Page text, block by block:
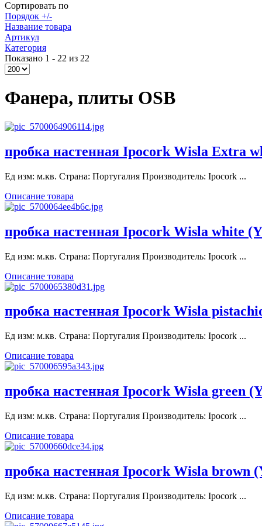
Сортировать по
Порядок +/-
Название товара
Артикул
Категория
Показано 1 - 22 из 22
Фанера, плиты OSB
пробка настенная Ipocork Wisla Extra
Ед изм: м.кв. Страна: Португалия Производитель: Ipocork ...
Описание товара
пробка настенная Ipocork Wisla white
Ед изм: м.кв. Страна: Португалия Производитель: Ipocork ...
Описание товара
пробка настенная Ipocork Wisla
Ед изм: м.кв. Страна: Португалия Производитель: Ipocork ...
Описание товара
пробка настенная Ipocork Wisla green
Ед изм: м.кв. Страна: Португалия Производитель: Ipocork ...
Описание товара
пробка настенная Ipocork Wisla brown
Ед изм: м.кв. Страна: Португалия Производитель: Ipocork ...
Описание товара